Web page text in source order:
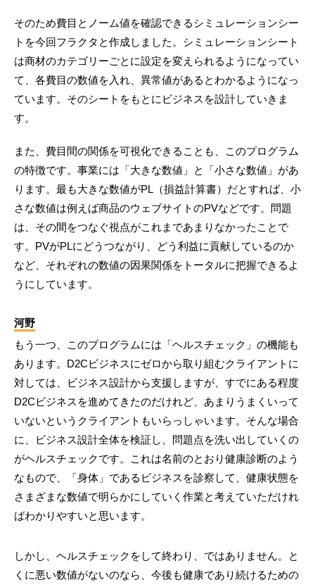
そのため費目とノーム値を確認できるシミュレーションシー
トを今回フラクタと作成しました。シミュレーションシート
は商材のカテゴリーごとに設定を変えられるようになってい
て、各費目の数値を入れ、異常値があるとわかるようになっ
ています。そのシートをもとにビジネスを設計していきま
す。
また、費目間の関係を可視化できることも、このプログラム
の特徴です。事業には「大きな数値」と「小さな数値」があ
ります。最も大きな数値がPL（損益計算書）だとすれば、小
さな数値は例えば商品のウェブサイトのPVなどです。問題
は、その間をつなぐ視点がこれまであまりなかったことで
す。PVがPLにどうつながり、どう利益に貢献しているのか
など、それぞれの数値の因果関係をトータルに把握できるよ
うにしています。
河野
もう一つ、このプログラムには「ヘルスチェック」の機能も
あります。D2Cビジネスにゼロから取り組むクライアントに
対しては、ビジネス設計から支援しますが、すでにある程度
D2Cビジネスを進めてきたのだけれど、あまりうまくいって
いないというクライアントもいらっしゃいます。そんな場合
に、ビジネス設計全体を検証し、問題点を洗い出していくの
がヘルスチェックです。これは名前のとおり健康診断のよう
なもので、「身体」であるビジネスを診察して、健康状態を
さまざまな数値で明らかにしていく作業と考えていただけれ
ばわかりやすいと思います。
しかし、ヘルスチェックをして終わり、ではありません。と
くに悪い数値がないのなら、今後も健康であり続けるための